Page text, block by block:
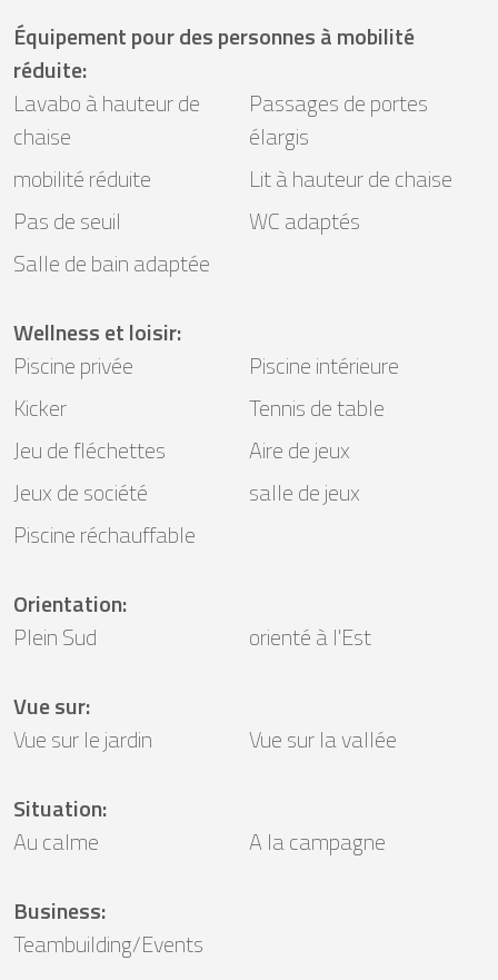
Équipement pour des personnes à mobilité
réduite:
Lavabo à hauteur de
chaise
Passages de portes
élargis
mobilité réduite
Lit à hauteur de chaise
Pas de seuil
WC adaptés
Salle de bain adaptée
Wellness et loisir:
Piscine privée
Piscine intérieure
Kicker
Tennis de table
Jeu de fléchettes
Aire de jeux
Jeux de société
salle de jeux
Piscine réchauffable
Orientation:
Plein Sud
orienté à l'Est
Vue sur:
Vue sur le jardin
Vue sur la vallée
Situation:
Au calme
A la campagne
Business:
Teambuilding/Events